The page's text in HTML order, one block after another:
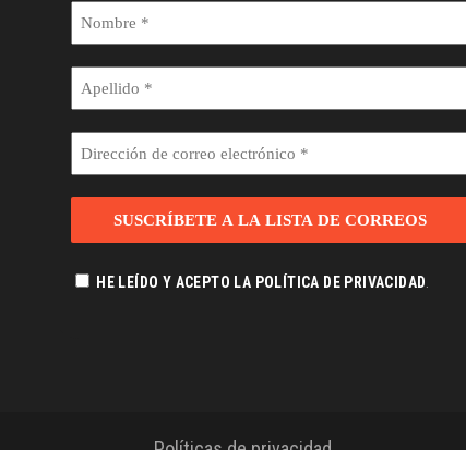
de
correo
electrónico
HE LEÍDO Y ACEPTO LA POLÍTICA DE PRIVACIDAD.